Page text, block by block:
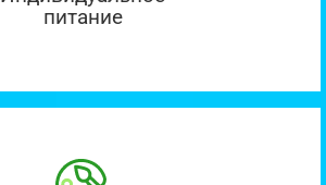
питание